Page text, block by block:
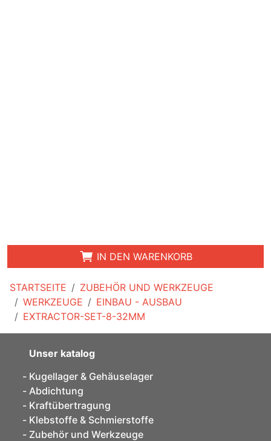
STARTSEITE
ZUBEHÖR UND WERKZEUGE
WERKZEUGE
EINBAU - AUSBAU
EXTRACTOR-SET-8-32MM
IN DEN WARENKORB
Unser katalog
Kugellager & Gehäuselager
Abdichtung
Kraftübertragung
Klebstoffe & Schmierstoffe
Zubehör und Werkzeuge